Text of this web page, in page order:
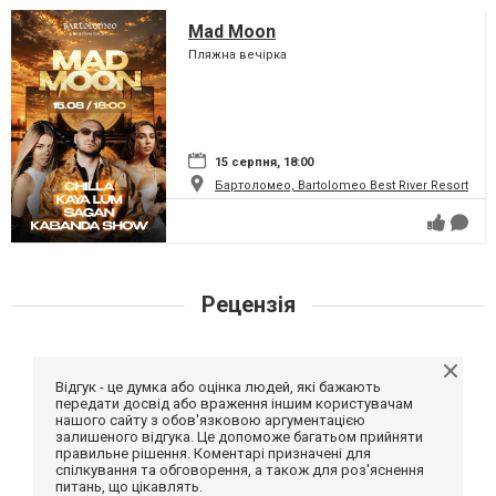
Mad Moon
Пляжна вечірка
15 серпня, 18:00
Бартоломео, Bartolomeo Best River Resort
Рецензія
Відгук - це думка або оцінка людей, які бажають
передати досвід або враження іншим користувачам
нашого сайту з обов'язковою аргументацією
залишеного відгука. Це допоможе багатьом прийняти
правильне рішення. Коментарі призначені для
спілкування та обговорення, а також для роз'яснення
питань, що цікавлять.